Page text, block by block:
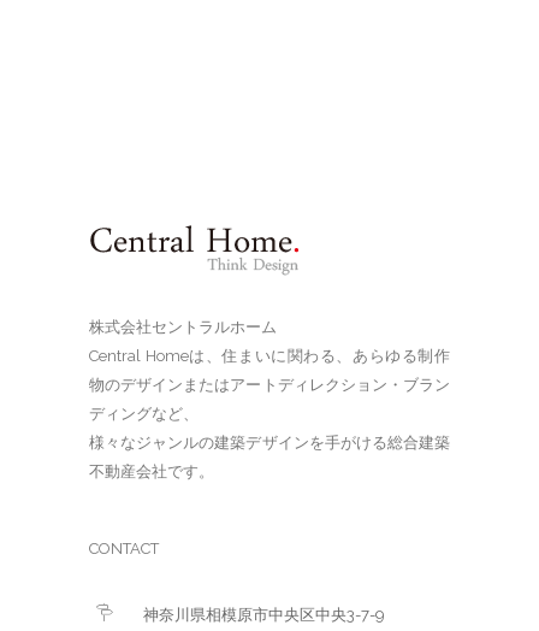
株式会社セントラルホーム
Central Homeは、住まいに関わる、あらゆる制作
物のデザインまたはアートディレクション・ブラン
ディングなど、
様々なジャンルの建築デザインを手がける総合建築
不動産会社です。
CONTACT
神奈川県相模原市中央区中央3-7-9